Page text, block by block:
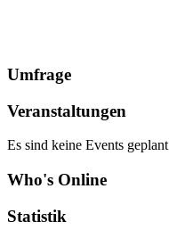
Umfrage
Veranstaltungen
Es sind keine Events geplant
Who's Online
Statistik